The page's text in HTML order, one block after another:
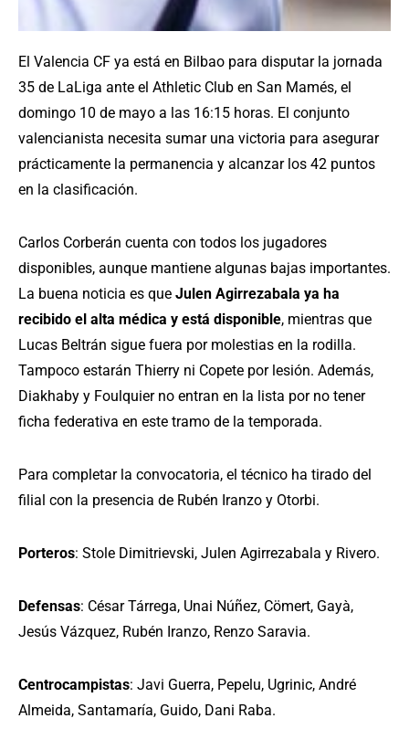
El Valencia CF ya está en Bilbao para disputar la jornada
35 de LaLiga ante el Athletic Club en San Mamés, el
domingo 10 de mayo a las 16:15 horas. El conjunto
valencianista necesita sumar una victoria para asegurar
prácticamente la permanencia y alcanzar los 42 puntos
en la clasificación.
Carlos Corberán cuenta con todos los jugadores
disponibles, aunque mantiene algunas bajas importantes.
La buena noticia es que Julen Agirrezabala ya ha
recibido el alta médica y está disponible, mientras que
Lucas Beltrán sigue fuera por molestias en la rodilla.
Tampoco estarán Thierry ni Copete por lesión. Además,
Diakhaby y Foulquier no entran en la lista por no tener
ficha federativa en este tramo de la temporada.
Para completar la convocatoria, el técnico ha tirado del
filial con la presencia de Rubén Iranzo y Otorbi.
Porteros: Stole Dimitrievski, Julen Agirrezabala y Rivero.
Defensas: César Tárrega, Unai Núñez, Cömert, Gayà,
Jesús Vázquez, Rubén Iranzo, Renzo Saravia.
Centrocampistas: Javi Guerra, Pepelu, Ugrinic, André
Almeida, Santamaría, Guido, Dani Raba.